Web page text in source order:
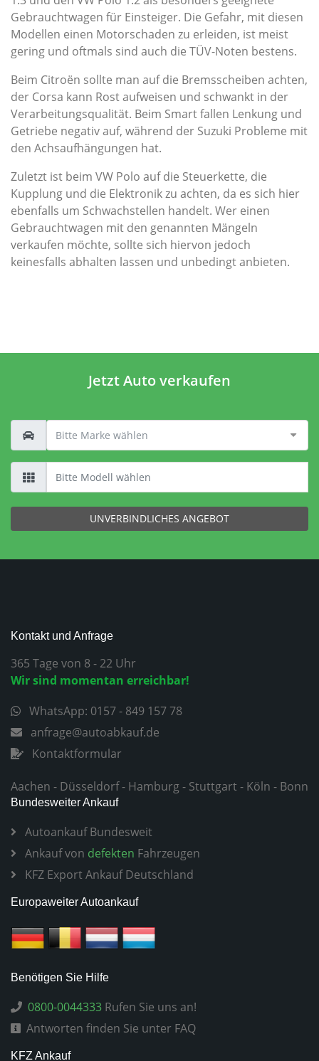
Gebrauchtwagen für Einsteiger. Die Gefahr, mit diesen
Modellen einen Motorschaden zu erleiden, ist meist
gering und oftmals sind auch die TÜV-Noten bestens.
Beim Citroën sollte man auf die Bremsscheiben achten,
der Corsa kann Rost aufweisen und schwankt in der
Verarbeitungsqualität. Beim Smart fallen Lenkung und
Getriebe negativ auf, während der Suzuki Probleme mit
den Achsaufhängungen hat.
Zuletzt ist beim VW Polo auf die Steuerkette, die
Kupplung und die Elektronik zu achten, da es sich hier
ebenfalls um Schwachstellen handelt. Wer einen
Gebrauchtwagen mit den genannten Mängeln
verkaufen möchte, sollte sich hiervon jedoch
keinesfalls abhalten lassen und unbedingt anbieten.
Jetzt Auto verkaufen
UNVERBINDLICHES ANGEBOT
Kontakt und Anfrage
365 Tage von 8 - 22 Uhr
Wir sind momentan erreichbar!
WhatsApp: 0157 - 849 157 78
anfrage@autoabkauf.de
Kontaktformular
Aachen - Düsseldorf- Hamburg- Stuttgart - Köln - Bonn
Bundesweiter Ankauf
Autoankauf Bundesweit
Ankauf von defekten Fahrzeugen
KFZ Export Ankauf Deutschland
Europaweiter Autoankauf
Benötigen Sie Hilfe
0800-0044333 Rufen Sie uns an!
Antworten finden Sie unter FAQ
KFZ Ankauf